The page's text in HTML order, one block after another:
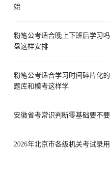
始
粉笔公考适合晚上下班后学习
盘这样安排
粉笔公考适合学习时间碎片化
题库和模考这样学
安徽省考常识判断零基础要不
2026年北京市各级机关考试录